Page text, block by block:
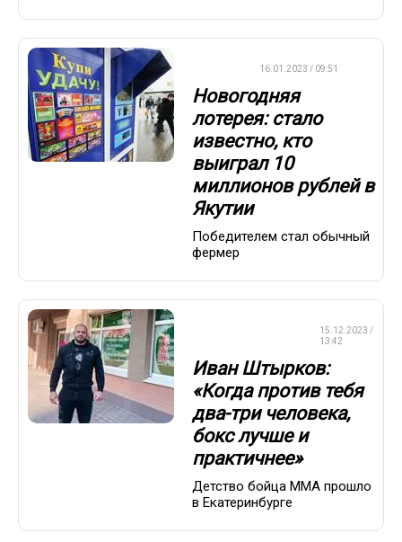
16.01.2023 / 09:51
Новогодняя
лотерея: стало
известно, кто
выиграл 10
миллионов рублей в
Якутии
Победителем стал обычный
фермер
15.12.2023 /
13:42
Иван Штырков:
«Когда против тебя
два-три человека,
бокс лучше и
практичнее»
Детство бойца ММА прошло
в Екатеринбурге